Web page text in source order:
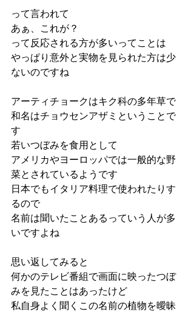
って言われて
あぁ、これが？
って反応される方が多いってことは
やっぱり意外と実物を見られた方は少
ないのですね
アーティチョークはキク科の多年草で
和名はチョウセンアザミということで
す
若いつぼみを食用として
アメリカやヨーロッパでは一般的な野
菜とされているようです
日本でもイタリア料理で使われたりす
るので
名前は聞いたことあるっていう人が多
いですよね
思い返してみると
何かのテレビ番組で画面に映ったつぼ
みを見たことはあったけど
私自身よく聞くこの名前の植物を曖昧